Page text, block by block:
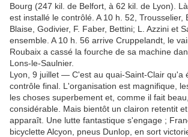
Bourg (247 kil. de Belfort, à 62 kil. de Lyon).
est installé le contrôlé. A 10 h. 52, Trousselier,
Blaise, Godivier, F. Faber, Bettini; L. Azzini et
ensemble. A 10 h. 56 arrive Cruppelandt, le
Roubaix a cassé la fourche de sa machine
Lons-le-Saulnier.
Lyon, 9 juillet — C'est au quai-Saint-Clair qu'a
contrôle final. L'organisation est magnifique,
les choses superbement et, comme il fait
considérable. Mais bientôt un clairon retentit
apparaît. Une lutte fantastique s'engage ;
bicyclette Alcyon, pneus Dunlop, en sort